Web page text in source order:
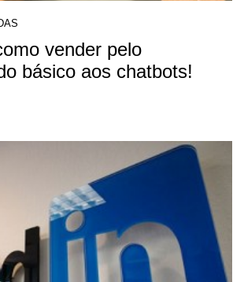
vender pelo
básico aos chatbots!